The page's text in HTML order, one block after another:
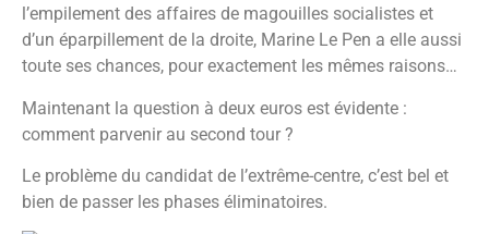
l’empilement des affaires de magouilles socialistes et
d’un éparpillement de la droite, Marine Le Pen a elle aussi
toute ses chances, pour exactement les mêmes raisons…
Maintenant la question à deux euros est évidente :
comment parvenir au second tour ?
Le problème du candidat de l’extrême-centre, c’est bel et
bien de passer les phases éliminatoires.